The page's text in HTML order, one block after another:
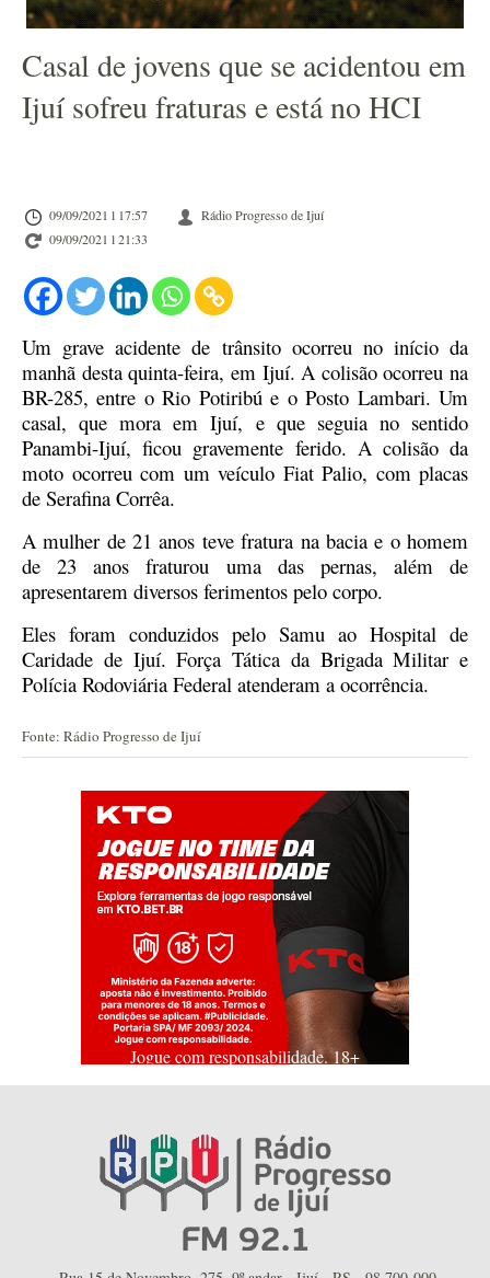
Casal de jovens que se acidentou em
Ijuí sofreu fraturas e está no HCI
09/09/2021 l 17:57
Rádio Progresso de Ijuí
09/09/2021 l 21:33
Um grave acidente de trânsito ocorreu no início da
manhã desta quinta-feira, em Ijuí. A colisão ocorreu na
BR-285, entre o Rio Potiribú e o Posto Lambari. Um
casal, que mora em Ijuí, e que seguia no sentido
Panambi-Ijuí, ficou gravemente ferido. A colisão da
moto ocorreu com um veículo Fiat Palio, com placas
de Serafina Corrêa.
A mulher de 21 anos teve fratura na bacia e o homem
de 23 anos fraturou uma das pernas, além de
apresentarem diversos ferimentos pelo corpo.
Eles foram conduzidos pelo Samu ao Hospital de
Caridade de Ijuí. Força Tática da Brigada Militar e
Polícia Rodoviária Federal atenderam a ocorrência.
Fonte: Rádio Progresso de Ijuí
Jogue com responsabilidade. 18+